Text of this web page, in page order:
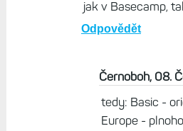
jak v Basecamp,
Odpovědět
Černoboh, 08.
tedy: Basic -
Europe -